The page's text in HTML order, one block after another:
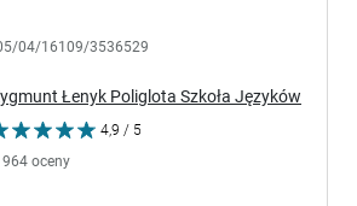
04/16109/3536529
Łenyk Poliglota Szkoła Języków
4,9 / 5
oceny